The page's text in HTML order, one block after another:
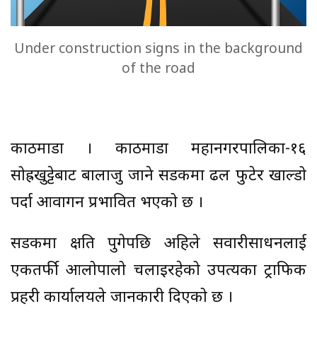
Under construction signs in the background
of the road
काठमाडौं । काठमाडौं महानगरपालिका-१६
सोह्रखुट्टेबाट बालाजु जाने सडकमा ढल फुटेर खाल्डो
पर्दा आवागन प्रभावित भएको छ ।
सडकमा क्षति पुगेपछि अहिले सवारीसाधनलाई
एकतर्फी आलोपालो चलाइरहेको उपत्यका ट्राफिक
प्रहरी कार्यालयले जानकारी दिएको छ ।